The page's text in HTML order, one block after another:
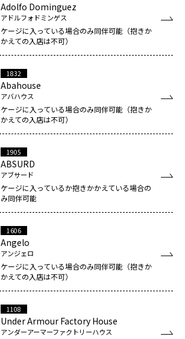
Adolfo Dominguez
アドルフォドミンゲス
ケージに入っている場合のみ同伴可能（抱きか
かえての入店は不可）
1832
Abahouse
アバハウス
ケージに入っている場合のみ同伴可能（抱きか
かえての入店は不可）
1905
ABSURD
アブサード
ケージに入っているか抱きかかえている場合の
み同伴可能
1606
Angelo
アンジェロ
ケージに入っている場合のみ同伴可能（抱きか
かえての入店は不可）
1108
Under Armour Factory House
アンダーアーマーファクトリーハウス